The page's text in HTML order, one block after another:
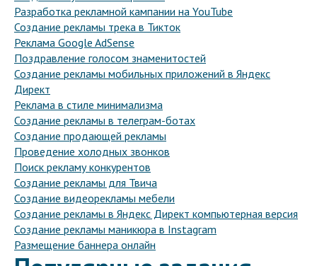
Разработка рекламной кампании на YouTube
Создание рекламы трека в Тикток
Реклама Google AdSense
Поздравление голосом знаменитостей
Создание рекламы мобильных приложений в Яндекс
Директ
Реклама в стиле минимализма
Создание рекламы в телеграм-ботах
Создание продающей рекламы
Проведение холодных звонков
Поиск рекламу конкурентов
Создание рекламы для Твича
Создание видеорекламы мебели
Создание рекламы в Яндекс Директ компьютерная версия
Создание рекламы маникюра в Instagram
Размещение баннера онлайн